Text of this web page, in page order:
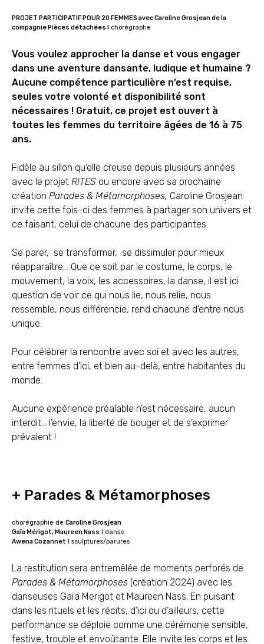
PROJET PARTICIPATIF POUR 20 FEMMES avec Caroline Grosjean de la
compagnie Pièces détachées I chorégraphe
Vous voulez approcher la danse et vous engager
dans une aventure dansante, ludique et humaine ?
Aucune compétence particulière n’est requise,
seules votre volonté et disponibilité sont
nécessaires ! Gratuit, ce projet est ouvert à
toutes les femmes du territoire âgées de 16 à 75
ans.
Fidèle au sillon qu’elle creuse depuis plusieurs années
avec le projet RITES ou encore avec sa prochaine
création Parades & Métamorphoses, Caroline Grosjean
invite cette fois-ci des femmes à partager son univers et
ce faisant, celui de chacune des participantes.
Se parer, se transformer, se dissimuler pour mieux
réapparaître… Que ce soit par le costume, le corps, le
mouvement, la voix, les accessoires, la danse, il est ici
question de voir ce qui nous lie, nous relie, nous
ressemble, nous différencie, rend chacune d’entre nous
unique.
Pour célébrer la rencontre avec soi et avec les autres,
entre femmes d’ici, et bien au-delà, entre habitantes du
monde.
Aucune expérience préalable n’est nécessaire, aucun
interdit… l’envie, la liberté de bouger et de s’exprimer
prévalent !
+ Parades & Métamorphoses
chorégraphie de Caroline Grosjean
Gaïa Mérigot, Maureen Nass I danse
Awena Cozannet I sculptures/parures
La restitution sera entremêlée de moments perforés de
Parades & Métamorphoses (création 2024) avec les
danseuses Gaïa Merigot et Maureen Nass. En puisant
dans les rituels et les récits, d’ici ou d’ailleurs, cette
performance se déploie comme une cérémonie sensible,
festive, trouble et envoûtante. Elle invite les corps et les